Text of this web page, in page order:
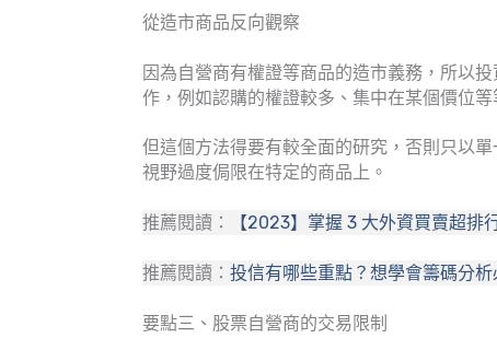
從造市商品反向觀察
因為自營商有權證等商品的造市義務，所以
作，例如認購的權證較多、集中在某個價位
但這個方法得要有較全面的研究，否則只以
視野過度侷限在特定的商品上。
推薦閱讀： 【2023】掌握 3 大外資買賣超排
推薦閱讀： 投信有哪些重點？想學會籌碼分
要點三、股票自營商的交易限制